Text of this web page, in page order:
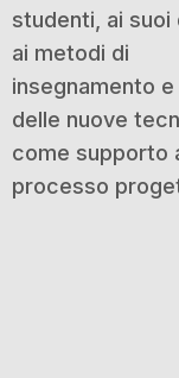
studenti, ai suoi
ai metodi di
insegnamento e
delle nuove
come supporto
processo